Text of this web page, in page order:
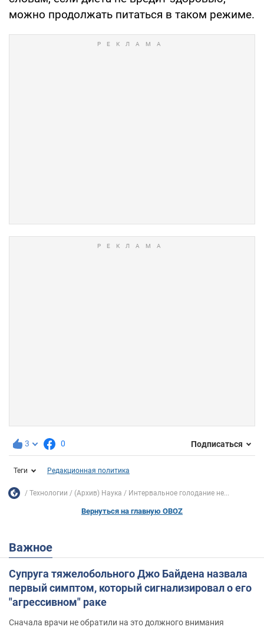
можно продолжать питаться в таком режиме.
3 0 Подписаться
Теги Редакционная политика
Технологии (Архив) Наука Интервальное голодание не...
Вернуться на главную OBOZ
Важное
Супруга тяжелобольного Джо Байдена назвала
первый симптом, который сигнализировал о его
"агрессивном" раке
Сначала врачи не обратили на это должного внимания